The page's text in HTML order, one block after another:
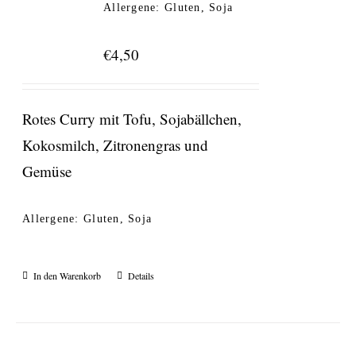
Allergene: Gluten, Soja
€4,50
Rotes Curry mit Tofu, Sojabällchen,
Kokosmilch, Zitronengras und
Gemüse
Allergene: Gluten, Soja
In den Warenkorb Details